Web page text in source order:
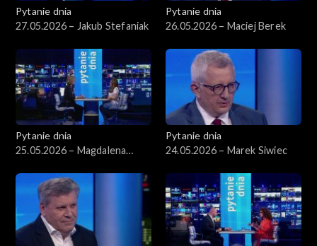
Pytanie dnia
27.05.2026 – Jakub Stefaniak
Pytanie dnia
26.05.2026 – Maciej Berek
Pytanie dnia
25.05.2026 – Magdalena
Pytanie dnia
24.05.2026 – Marek Siwiec